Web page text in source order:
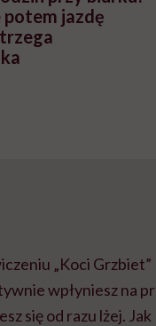
potem jazdę
„Koci Grzbiet”
wpłyniesz na
się od razu lżej. Jak